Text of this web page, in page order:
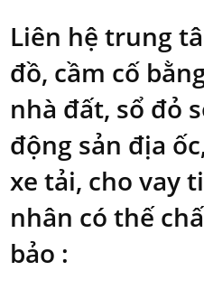
Liên hệ trung
đồ, cầm cố
nhà đất, sổ đỏ
động sản địa
xe tải, cho vay
nhân có thế
bảo :